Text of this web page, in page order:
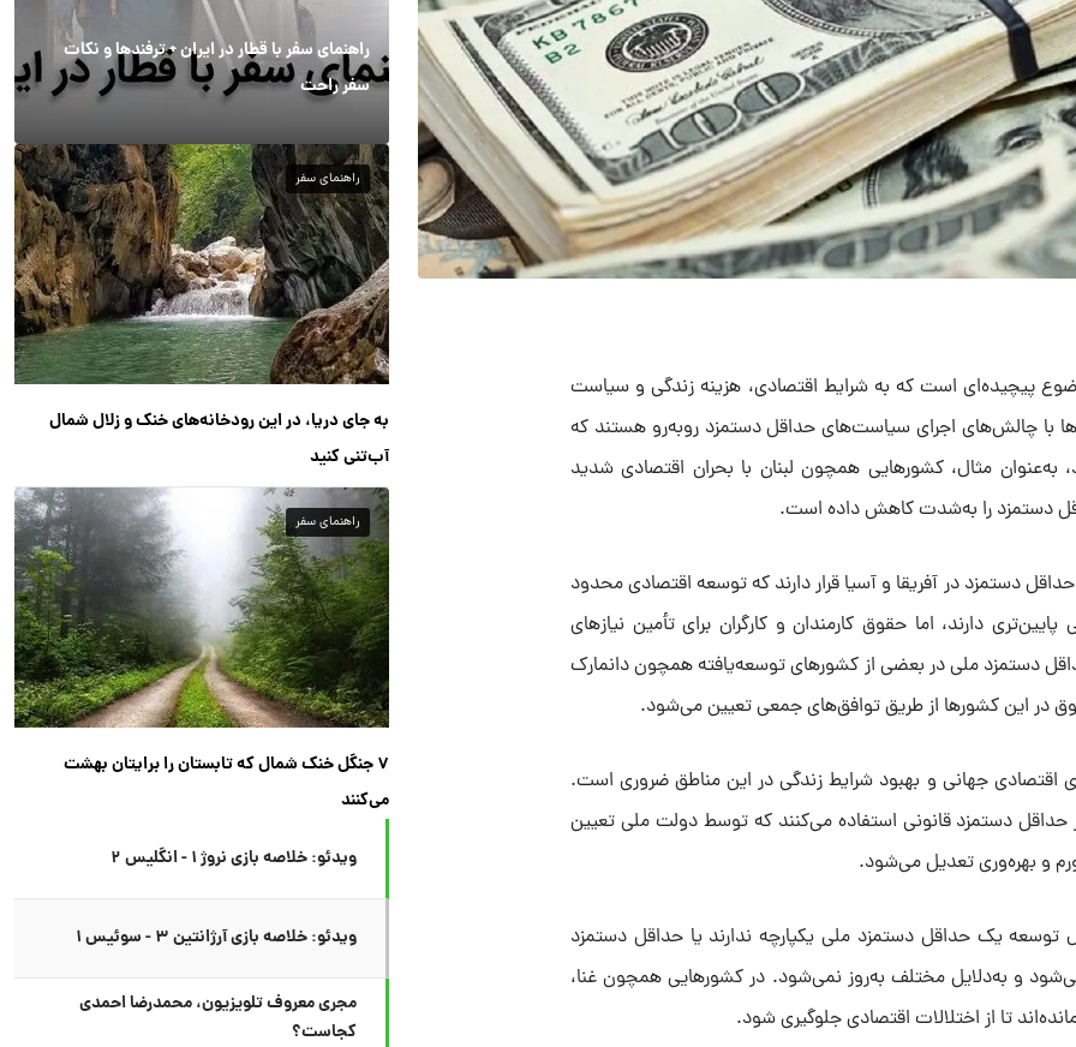
پیچیده‌ای است که به شرایط اقتصادی، هزینه زندگی و سیاست
با چالش‌های اجرای سیاست‌های حداقل دستمزد روبه‌رو هستند که
به‌عنوان مثال، کشورهایی همچون لبنان با بحران اقتصادی شدید
دستمزد را به‌شدت کاهش داده است.
دستمزد در آفریقا و آسیا قرار دارند که توسعه اقتصادی محدود
دارند، اما حقوق کارمندان و کارگران برای تأمین نیازهای
دستمزد ملی در بعضی از کشورهای توسعه‌یافته همچون دانمارک
در این کشورها از طریق توافق‌های جمعی تعیین می‌شود.
اقتصادی جهانی و بهبود شرایط زندگی در این مناطق ضروری است.
حداقل دستمزد قانونی استفاده می‌کنند که توسط دولت ملی تعیین
و بهره‌وری تعدیل می‌شود.
توسعه یک حداقل دستمزد ملی یکپارچه ندارند یا حداقل دستمزد
می‌شود و به‌دلایل مختلف به‌روز نمی‌شود. در کشورهایی همچون غنا،
تا از اختلالات اقتصادی جلوگیری شود.
راهنمای سفر با قطار در ایران + ترفندها و نکات
سفر راحت
راهنمای سفر
به جای دریا، در این رودخانه‌های خنک و زلال شمال
آب‌تنی کنید
راهنمای سفر
۷ جنگل خنک شمال که تابستان را برایتان بهشت
می‌کنند
ویدئو: خلاصه بازی نروژ ۱ - انگلیس ۲
ویدئو: خلاصه بازی آرژانتین ۳ - سوئیس ۱
مجری معروف تلویزیون، محمدرضا احمدی
کجاست؟